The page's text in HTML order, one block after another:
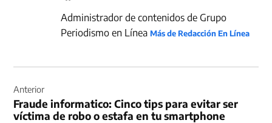
Administrador de contenidos de Grupo
Periodismo en LíneaMás de Redacción En Línea
de
entradas
Anterior
Fraude informatico: Cinco tips para evitar ser
víctima de robo o estafa en tu smartphone